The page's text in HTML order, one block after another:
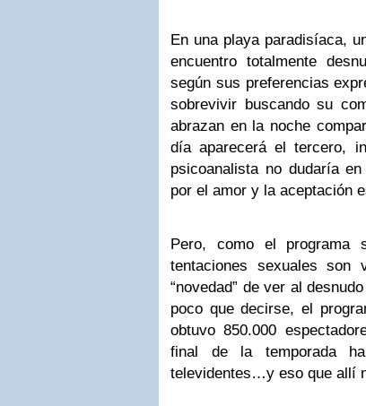
En una playa paradisíaca,
encuentro totalmente
según sus preferencias
sobrevivir buscando su
abrazan en la noche
día aparecerá el tercero,
psicoanalista no dudaría
por el amor y la aceptación
Pero, como el programa
tentaciones sexuales son
“novedad” de ver al
poco que decirse, el
obtuvo 850.000
final de la temporada
televidentes…y eso que allí